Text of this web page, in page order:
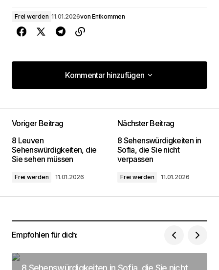
Frei werden 11.01.2026von Entkommen
Kommentar hinzufügen
Kommentar hinzufügen
Deine E-Mail-Adresse wird nicht
veröffentlicht.
Erforderliche Felder sind mit*
markiert
Kommentar*
Dein Name*
Voriger Beitrag
8 Leuven
Sehenswürdigkeiten, die
Sie sehen müssen
Frei werden 11.01.2026
Nächster Beitrag
8 Sehenswürdigkeiten in
Sofia, die Sie nicht
verpassen
Frei werden 11.01.2026
Empfohlen für dich:
8 Sehenswürdigkeiten in Sofia, die Sie nicht